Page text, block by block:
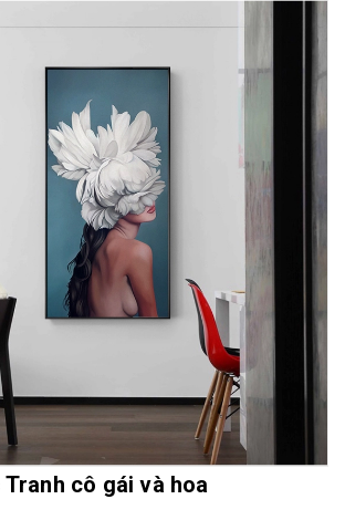
Tranh Thực Tế
Giới thiệu
Tranh cô gái và hoa